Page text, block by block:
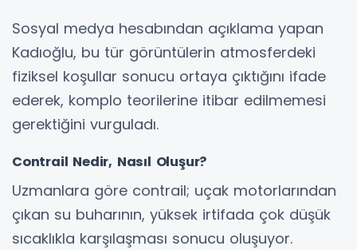
Sosyal medya hesabından açıklama yapan
Kadıoğlu, bu tür görüntülerin atmosferdeki
fiziksel koşullar sonucu ortaya çıktığını ifade
ederek, komplo teorilerine itibar edilmemesi
gerektiğini vurguladı.
Contrail Nedir, Nasıl Oluşur?
Uzmanlara göre contrail; uçak motorlarından
çıkan su buharının, yüksek irtifada çok düşük
sıcaklıkla karşılaşması sonucu oluşuyor.